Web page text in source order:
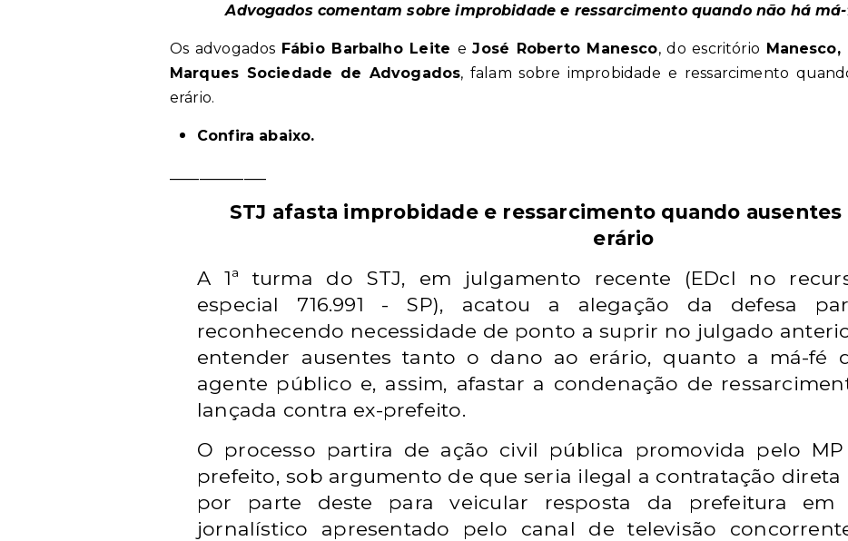
Advogados comentam sobre improbidade e ressarcimento quando não há
Os advogados Fábio Barbalho Leite eJosé Roberto Manesco, do escritório
Marques Sociedade de Advogados, falam sobre improbidade e ressarcimento
erário.
Confira abaixo.
STJ afasta improbidade e ressarcimento quando
erário
A 1ª turma do STJ, em julgamento recente (EDcl no
especial 716.991 - SP), acatou a alegação da defesa
reconhecendo necessidade de ponto a suprir no julgado
entender ausentes tanto o dano ao erário, quanto a má-fé
agente público e, assim, afastar a condenação de
lançada contra ex-prefeito.
O processo partira de ação civil pública promovida pelo
prefeito, sob argumento de que seria ilegal a contratação direta
por parte deste para veicular resposta da prefeitura em
jornalístico apresentado pelo canal de televisão